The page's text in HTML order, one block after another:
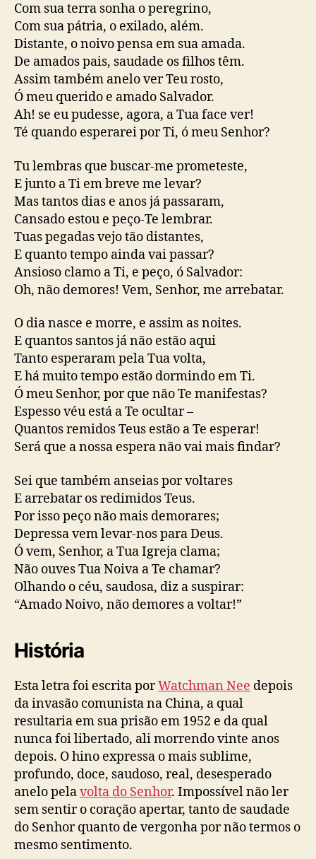
Com sua terra sonha o peregrino,
Com sua pátria, o exilado, além.
Distante, o noivo pensa em sua amada.
De amados pais, saudade os filhos têm.
Assim também anelo ver Teu rosto,
Ó meu querido e amado Salvador.
Ah! se eu pudesse, agora, a Tua face ver!
Té quando esperarei por Ti, ó meu Senhor?
Tu lembras que buscar-me prometeste,
E junto a Ti em breve me levar?
Mas tantos dias e anos já passaram,
Cansado estou e peço-Te lembrar.
Tuas pegadas vejo tão distantes,
E quanto tempo ainda vai passar?
Ansioso clamo a Ti, e peço, ó Salvador:
Oh, não demores! Vem, Senhor, me arrebatar.
O dia nasce e morre, e assim as noites.
E quantos santos já não estão aqui
Tanto esperaram pela Tua volta,
E há muito tempo estão dormindo em Ti.
Ó meu Senhor, por que não Te manifestas?
Espesso véu está a Te ocultar –
Quantos remidos Teus estão a Te esperar!
Será que a nossa espera não vai mais findar?
Sei que também anseias por voltares
E arrebatar os redimidos Teus.
Por isso peço não mais demorares;
Depressa vem levar-nos para Deus.
Ó vem, Senhor, a Tua Igreja clama;
Não ouves Tua Noiva a Te chamar?
Olhando o céu, saudosa, diz a suspirar:
“Amado Noivo, não demores a voltar!”
História
Esta letra foi escrita porWatchman Nee depois
da invasão comunista na China, a qual
resultaria em sua prisão em 1952 e da qual
nunca foi libertado, ali morrendo vinte anos
depois. O hino expressa o mais sublime,
profundo, doce, saudoso, real, desesperado
anelo pelavolta do Senhor. Impossível não ler
sem sentir o coração apertar, tanto de saudade
do Senhor quanto de vergonha por não termos o
mesmo sentimento.